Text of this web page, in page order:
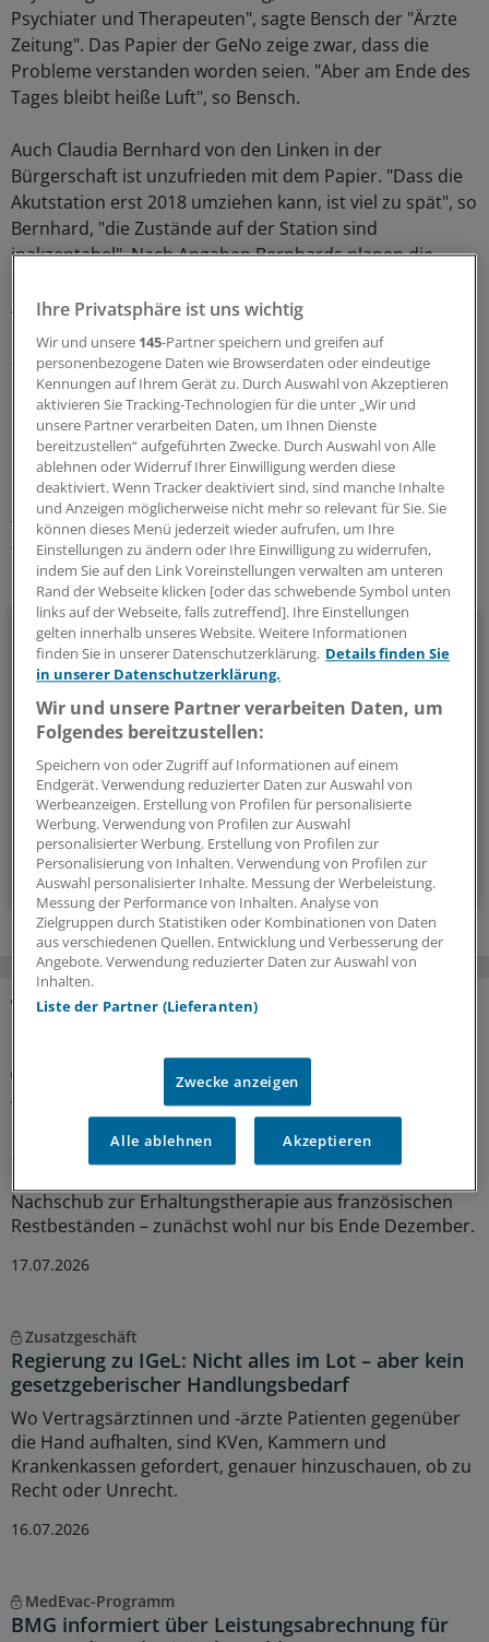
Psychiater und Therapeuten", sagte Bensch der "Ärzte
Zeitung". Das Papier der GeNo zeige zwar, dass die
Probleme verstanden worden seien. "Aber am Ende des
Tages bleibt heiße Luft", so Bensch.
Auch Claudia Bernhard von den Linken in der
Bürgerschaft ist unzufrieden mit dem Papier. "Dass die
Akutstation erst 2018 umziehen kann, ist viel zu spät", so
Bernhard, "die Zustände auf der Station sind
inakzeptabel". Nach Angaben Bernhards planen die
Anfrage an den Senat. "Wir wollen wissen, wie viele
Pflegende und Ärzte in der Psychiatrie des KBO
angestellt sind."(cben)
Schlagworte:
Medizinethik Klinik-Management
Neurologie/Psychiatrie Bremen
Ihr Newsletter zum Thema
Politik & Debatte
Mit diesem Newsletter blicken Sie hinter das tägliche
Geschehen in der Gesundheitspolitik. Mit Analysen,
Hintergründen und einem Blick auf Themen, die die Agenda
bestimmen.
14-tägig, donnerstags
Zum Abonnieren bitte anmelden
Allergologen können Erhaltungstherapie mit
Palforzia bis Ende 2026 fortsetzen
Stallergenes stellt zwar die Produktion seines
Nachschub zur Erhaltungstherapie aus französischen
Restbeständen – zunächst wohl nur bis Ende Dezember.
17.07.2026
Zusatzgeschäft
Regierung zu IGeL: Nicht alles im Lot – aber kein
gesetzgeberischer Handlungsbedarf
Wo Vertragsärztinnen und -ärzte Patienten gegenüber
die Hand aufhalten, sind KVen, Kammern und
Krankenkassen gefordert, genauer hinzuschauen, ob zu
Recht oder Unrecht.
16.07.2026
MedEvac-Programm
BMG informiert über Leistungsabrechnung für
Ihre Privatsphäre ist uns wichtig
Wir und unsere 145-Partner speichern und greifen auf
personenbezogene Daten wie Browserdaten oder eindeutige
Kennungen auf Ihrem Gerät zu. Durch Auswahl von Akzeptieren
aktivieren Sie Tracking-Technologien für die unter „Wir und
unsere Partner verarbeiten Daten, um Ihnen Dienste
bereitzustellen“ aufgeführten Zwecke. Durch Auswahl von Alle
ablehnen oder Widerruf Ihrer Einwilligung werden diese
deaktiviert. Wenn Tracker deaktiviert sind, sind manche Inhalte
und Anzeigen möglicherweise nicht mehr so relevant für Sie. Sie
können dieses Menü jederzeit wieder aufrufen, um Ihre
Einstellungen zu ändern oder Ihre Einwilligung zu widerrufen,
indem Sie auf den Link Voreinstellungen verwalten am unteren
Rand der Webseite klicken [oder das schwebende Symbol unten
links auf der Webseite, falls zutreffend]. Ihre Einstellungen
gelten innerhalb unseres Website. Weitere Informationen
finden Sie in unserer Datenschutzerklärung. Details finden Sie
in unserer Datenschutzerklärung.
Wir und unsere Partner verarbeiten Daten, um
Folgendes bereitzustellen:
Speichern von oder Zugriff auf Informationen auf einem
Endgerät. Verwendung reduzierter Daten zur Auswahl von
Werbeanzeigen. Erstellung von Profilen für personalisierte
Werbung. Verwendung von Profilen zur Auswahl
personalisierter Werbung. Erstellung von Profilen zur
Personalisierung von Inhalten. Verwendung von Profilen zur
Auswahl personalisierter Inhalte. Messung der Werbeleistung.
Messung der Performance von Inhalten. Analyse von
Zielgruppen durch Statistiken oder Kombinationen von Daten
aus verschiedenen Quellen. Entwicklung und Verbesserung der
Angebote. Verwendung reduzierter Daten zur Auswahl von
Inhalten.
Liste der Partner (Lieferanten)
Zwecke anzeigen
Alle ablehnen Akzeptieren